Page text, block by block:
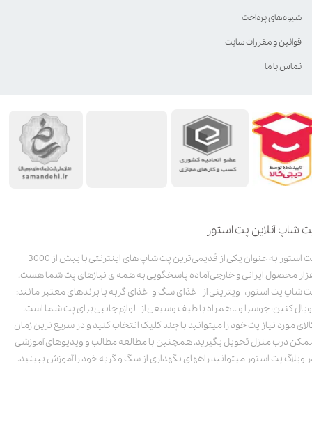
شاپ آنلاین پت استور
پت استور به عنوان یکی از قدیمی‌ترین پت شاپ های اینترنتی با بیش از 3000
محصول ایرانی و خارجی آماده پاسخگویی به همه ی نیازهای پت شما هست.
شاپ پت استور، ویترینی از غذای سگ و غذای گربه با برندهای معتبر مانند:
کنین، جوسرا و .. همراه با طیف وسیعی از لوازم جانبی برای پت شما است.
مورد نیاز پت خود را میتوانید با چند کلیک انتخاب کنید و در سریع ترین زمان
درب منزل تحویل بگیرید. همچنین با مطالعه مطالب و ویدیوهای آموزشی
وبلاگ پت استور میتوانید راههای نگهداری از سگ و گربه خود را آموزش ببینید.
شیوه‌های پرداخت
قوانین و مقررات سایت
تماس با ما